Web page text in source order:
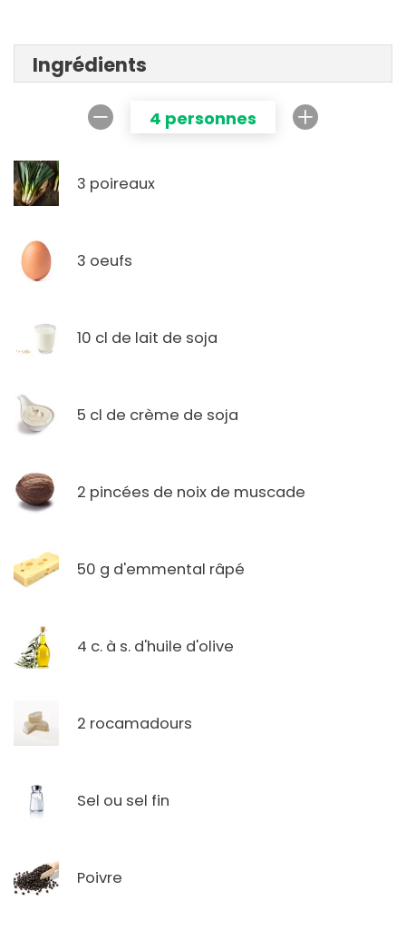
Ingrédients
4 personnes
3 poireaux
3 oeufs
10 cl de lait de soja
5 cl de crème de soja
2 pincées de noix de muscade
50 g d'emmental râpé
4 c. à s. d'huile d'olive
2 rocamadours
Sel ou sel fin
Poivre